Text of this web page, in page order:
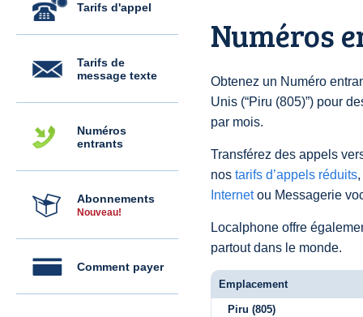
Tarifs d'appel
Tarifs de
message texte
Numéros
entrants
Abonnements
Nouveau!
Comment payer
Numéros
Obtenez un Numéro
Unis (“Piru (805)”) pour
par mois.
Transférez des appels
nos tarifs d’appels réduits
Internetou Messagerie
Localphone offre
partout dans le monde.
Emplacement
Piru (805)